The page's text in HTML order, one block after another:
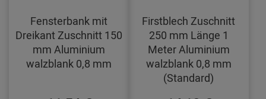
Fensterbank mit
Dreikant Zuschnitt 150
mm Aluminium
walzblank 0,8 mm
Firstblech Zuschnitt
250 mm Länge 1
Meter Aluminium
walzblank 0,8 mm
(Standard)